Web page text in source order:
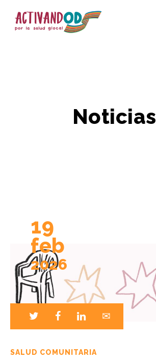
Noticias
19
feb
2026
SALUD COMUNITARIA